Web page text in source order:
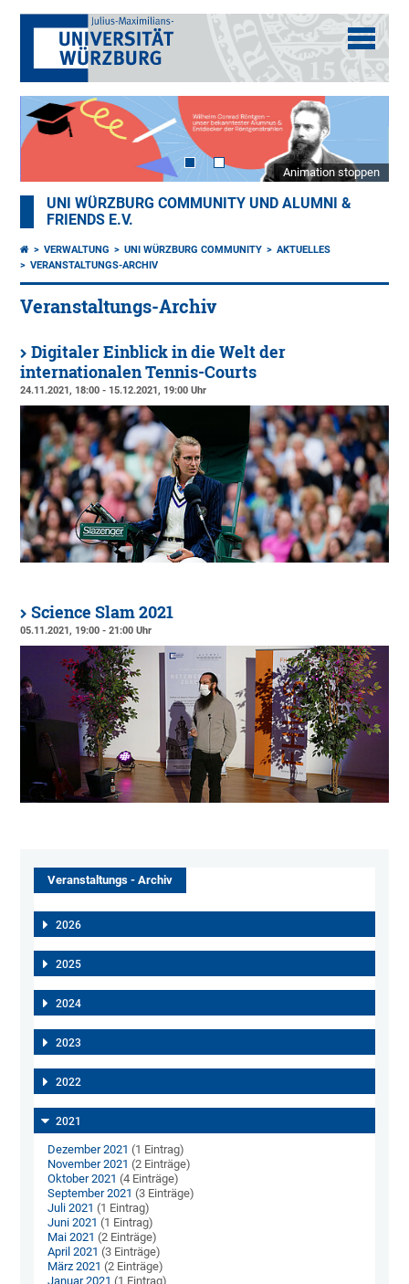
Animation stoppen
UNI WÜRZBURG COMMUNITY UND ALUMNI &
FRIENDS E.V.
VERWALTUNG UNI WÜRZBURG COMMUNITY
AKTUELLES
VERANSTALTUNGS-ARCHIV
Veranstaltungs-Archiv
Digitaler Einblick in die Welt der
internationalen Tennis-Courts
24.11.2021, 18:00 - 15.12.2021, 19:00 Uhr
Science Slam 2021
05.11.2021, 19:00 - 21:00 Uhr
Veranstaltungs - Archiv
2026
2025
2024
2023
2022
2021
Dezember 2021 (1 Eintrag)
November 2021 (2 Einträge)
Oktober 2021 (4 Einträge)
September 2021 (3 Einträge)
Juli 2021 (1 Eintrag)
Juni 2021 (1 Eintrag)
Mai 2021 (2 Einträge)
April 2021 (3 Einträge)
März 2021 (2 Einträge)
Januar 2021 (1 Eintrag)